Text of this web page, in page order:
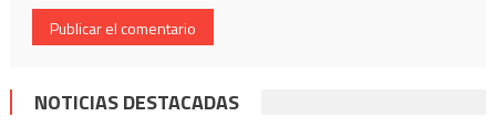
NOTICIAS DESTACADAS